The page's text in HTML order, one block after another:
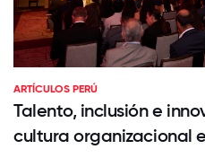
ARTÍCULOS PERÚ
Talento, inclusión e
cultura organizacional